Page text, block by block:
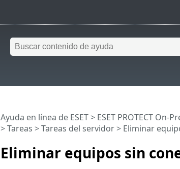
Eliminar equipos sin
Ayuda en línea de ESET> ESET PROTECT On-
>Tareas >Tareas del servidor> Eliminar